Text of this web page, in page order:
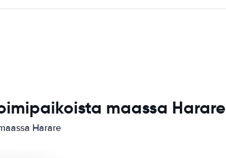
maassa Harare
Harare